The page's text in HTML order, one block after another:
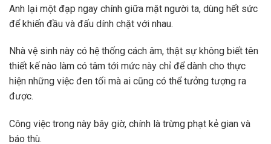
Anh lại một đạp ngay chính giữa mặt người ta, dùng hết sức
để khiến đầu và đấu dính chặt với nhau.
Nhà vệ sinh này có hệ thống cách âm, thật sự không biết tên
thiết kế nào làm có tâm tới mức này chỉ để dành cho thực
hiện những việc đen tối mà ai cũng có thể tưởng tượng ra
được.
Công việc trong này bây giờ, chính là trừng phạt kẻ gian và
báo thù.